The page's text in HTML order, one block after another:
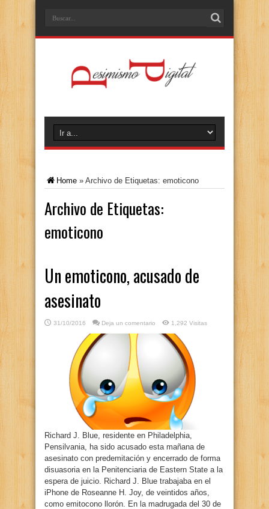
Home » Archivo de Etiquetas: emoticono
Archivo de Etiquetas:
emoticono
Un emoticono, acusado de
asesinato
31/10/2016 Deja un comentario 1,292 Visitas
Richard J. Blue, residente en Philadelphia,
Pensilvania, ha sido acusado esta mañana de
asesinato con predemitación y encerrado de forma
disuasoria en la Penitenciaria de Eastern State a la
espera de juicio. Richard J. Blue trabajaba en el
iPhone de Roseanne H. Joy, de veintidos años,
como emitocono llorón. En la madrugada del 30 de